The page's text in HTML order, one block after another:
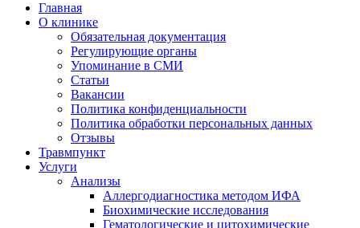
Главная
О клинике
Обязательная документация
Регулирующие органы
Упоминание в СМИ
Статьи
Вакансии
Политика конфиденциальности
Политика обработки персональных данных
Отзывы
Травмпункт
Услуги
Анализы
Аллергодиагностика методом ИФА
Биохимические исследования
Гематологические и цитохимические